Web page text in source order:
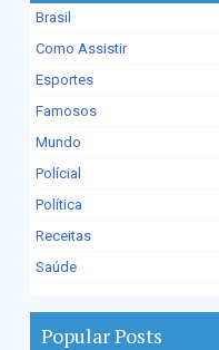
Brasil
Como Assistir
Esportes
Famosos
Mundo
Polícial
Política
Receitas
Saúde
Popular Posts